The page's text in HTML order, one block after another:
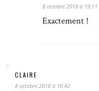
8 octobre 2018 à 19:11
Exactement !
CLAIRE
8 octobre 2018 à 16:42